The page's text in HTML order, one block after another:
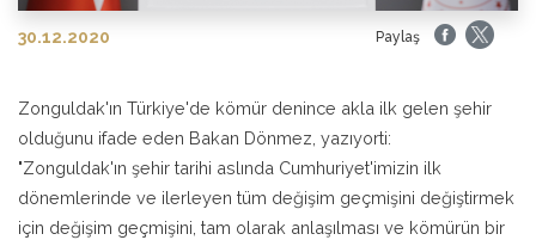
30.12.2020 Paylaş
Zonguldak'ın Türkiye'de kömür denince akla ilk gelen şehir
olduğunu ifade eden Bakan Dönmez, yazıyorti:
"Zonguldak'ın şehir tarihi aslında Cumhuriyet'imizin ilk
dönemlerinde ve ilerleyen tüm değişim geçmişini değiştirmek
için değişim geçmişini, tam olarak anlaşılması ve kömürün bir